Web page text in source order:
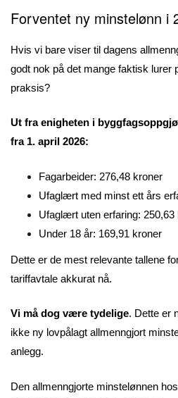
Forventet ny minstelønn i
Hvis vi bare viser til dagens
godt nok på det mange faktisk lurer
praksis?
Ut fra enigheten i
fra 1. april 2026:
Fagarbeider: 276,48 kroner
Ufaglært med minst ett års
Ufaglært uten erfaring: 250,63
Under 18 år: 169,91 kroner
Dette er de mest relevante tallene
tariffavtale akkurat nå.
Vi må dog være tydelige. Dette er
ikke ny lovpålagt allmenngjort
anlegg.
Den allmenngjorte minstelønnen